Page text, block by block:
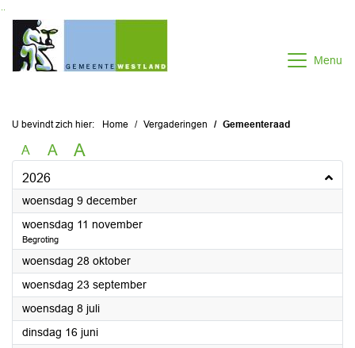
Ga naar de inhoud van deze pagina
Ga naar het zoeken
Ga naar het menu
Menu
U bevindt zich hier: Home Vergaderingen Gemeenteraad
A A A
2026
woensdag 9 december2026
woensdag 11 november2026
Begroting
woensdag 28 oktober2026
woensdag 23 september2026
woensdag 8 juli2026
dinsdag 16 juni2026